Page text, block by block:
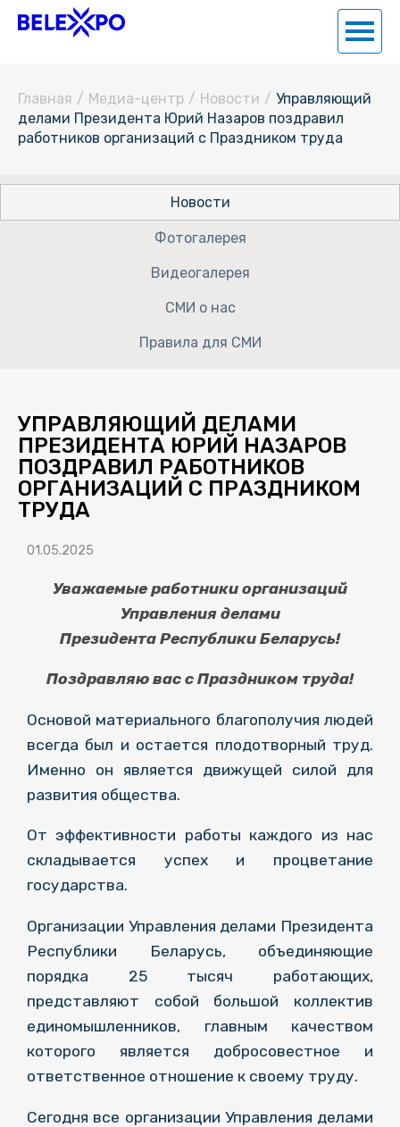
Главная / Медиа-центр / Новости / Управляющий
делами Президента Юрий Назаров поздравил
работников организаций с Праздником труда
Новости
Фотогалерея
Видеогалерея
СМИ о нас
Правила для СМИ
УПРАВЛЯЮЩИЙ ДЕЛАМИ
ПРЕЗИДЕНТА ЮРИЙ НАЗАРОВ
ПОЗДРАВИЛ РАБОТНИКОВ
ОРГАНИЗАЦИЙ С ПРАЗДНИКОМ
ТРУДА
01.05.2025
Уважаемые работники организаций
Управления делами
Президента Республики Беларусь!
Поздравляю вас с Праздником труда!
Основой материального благополучия людей
всегда был и остается плодотворный труд.
Именно он является движущей силой для
развития общества.
От эффективности работы каждого из нас
складывается успех и процветание
государства.
Организации Управления делами Президента
Республики Беларусь, объединяющие
порядка 25 тысяч работающих,
представляют собой большой коллектив
единомышленников, главным качеством
которого является добросовестное и
ответственное отношение к своему труду.
Сегодня все организации Управления делами